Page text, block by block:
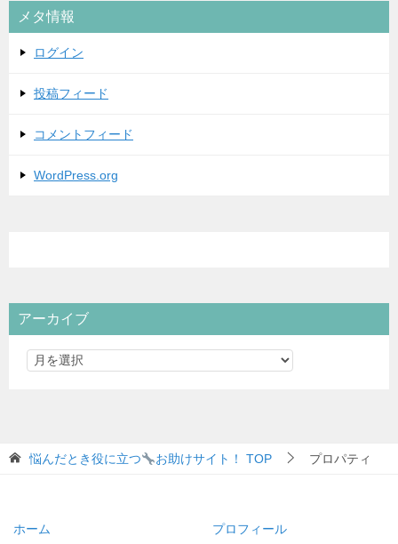
ー
メタ情報
ログイン
投稿フィード
コメントフィード
WordPress.org
アーカイブ
悩んだとき役に立つ お助けサイト！ TOP プロパティ
ホーム プロフィール